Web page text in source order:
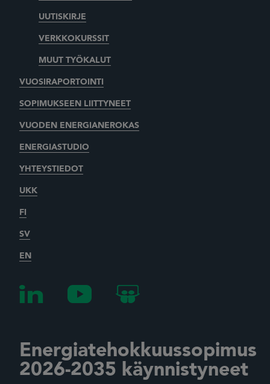
UUTISKIRJE
VERKKOKURSSIT
MUUT TYÖKALUT
VUOSIRAPORTOINTI
SOPIMUKSEEN LIITTYNEET
VUODEN ENERGIANEROKAS
ENERGIASTUDIO
YHTEYSTIEDOT
UKK
FI
SV
EN
Energiatehokkuussopimus
2026-2035 käynnistyneet